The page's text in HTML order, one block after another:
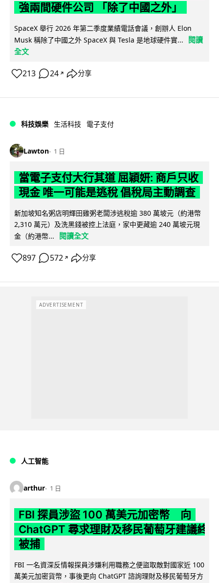
強兩間硬件公司 「除了中國之外」
SpaceX 舉行 2026 年第二季度業績電話會議，創辦人 Elon
Musk 稱除了中國之外 SpaceX 與 Tesla 是地球硬件實...
閱讀
全文
213 24 ↗ 分享
科技娛樂 生活科技 電子支付
Lawton 1 日
當電子支付大行其道 屈穎妍: 商戶只收
現金 唯一可能是逃稅 倡稅局主動調查
新加坡知名粥店明輝田雞粥老闆涉逃稅逾 380 萬坡元（約港幣
2,310 萬元）及洗黑錢被控上法庭，家中更藏逾 240 萬坡元現
金（約港幣...
閱讀全文
897 572 ↗ 分享
ADVERTISEMENT
人工智能
arthur 1 日
FBI 探員涉盜 100 萬美元加密幣 向
ChatGPT 尋求理財及移民葡萄牙建議終
被捕
FBI 一名資深反情報探員涉嫌利用職務之便盜取敵對國家近 100
萬美元加密貨幣，事後更向 ChatGPT 諮詢理財及移民葡萄牙方